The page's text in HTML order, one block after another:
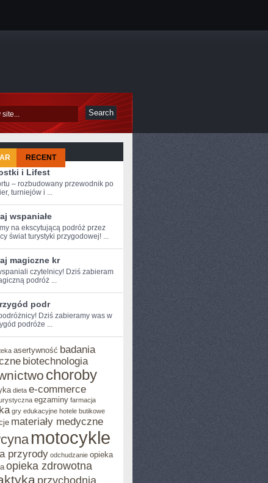
RECENT
i Lifest
– rozbudowany przewodnik po
turniejów i ...
wspaniałe
na ekscytującą podróż przez
świat turystyki przygodowej! ...
magiczne kr
czytelnicy! Dziś zabieram
podróż ...
podr
Dziś zabieramy was w
podróże​ ...
asertywność badania
biotechnologia
choroby
dieta e-commerce
egzaminy farmacja
gry edukacyjne hotele butikowe
materiały medyczne
motocykle
przyrody odchudzanie opieka
opieka zdrowotna
przychodnia